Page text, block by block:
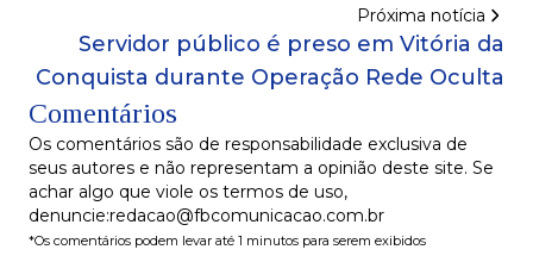
Próxima notícia
Servidor público é preso em Vitória da
Conquista durante Operação Rede Oculta
Comentários
Os comentários são de responsabilidade exclusiva de
seus autores e não representam a opinião deste site. Se
achar algo que viole os termos de uso,
denuncie:redacao@fbcomunicacao.com.br
*Os comentários podem levar até 1 minutos para serem exibidos